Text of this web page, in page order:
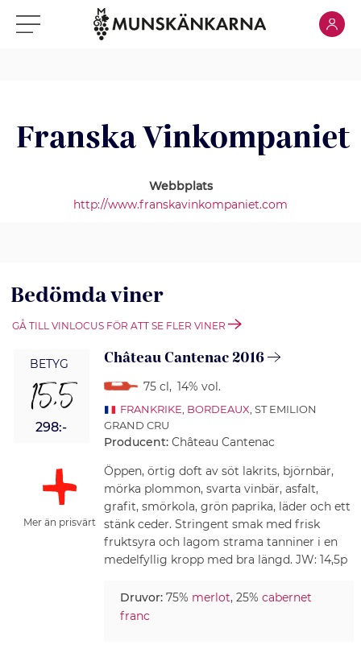
Klicka för meny Klicka
Franska Vinkompaniet
Webbplats
http://www.franskavinkompaniet.com
Bedömda viner
GÅ TILL VINLOCUS FÖR ATT SE FLER VINER
BETYG
15,5
298:-
Mer än prisvärt
Château Cantenac 2016
75 cl, 14% vol.
FRANKRIKE BORDEAUX , ST EMILION
GRAND CRU
Producent: Château Cantenac
Öppen, örtig doft av söt lakrits, björnbär,
mörka plommon, svarta vinbär, asfalt,
grafit, smörkola, grön paprika, läder och ett
stänk ceder. Stringent smak med frisk
fruktsyra och lagom strama tanniner i en
medelfyllig kropp med bra längd. JW: 14,5p
Druvor:75% merlot, 25% cabernet
franc